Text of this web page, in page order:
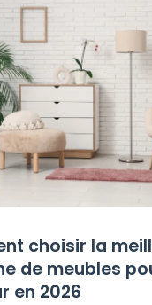
choisir la
de meubles
en 2026